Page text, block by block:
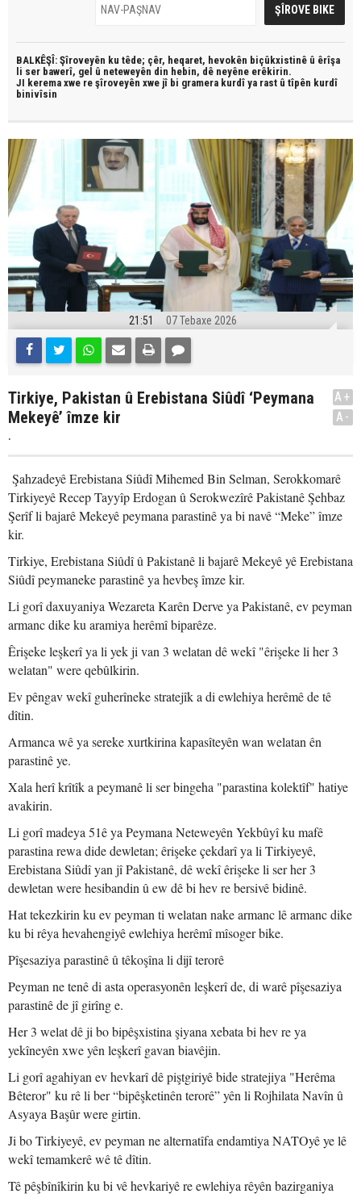
BALKÊŞÎ: Şîroveyên ku têde; çêr, heqaret, hevokên biçûkxistinê û êrîşa
li ser bawerî, gel û neteweyên din hebin, dê neyêne erêkirin.
JI kerema xwe re şîroveyên xwe jî bi gramera kurdî ya rast û tîpên kurdî
binivîsin
21:51 07 Tebaxe 2026
Tirkiye, Pakistan û Erebistana Siûdî ‘Peymana
Mekeyê’ îmze kir
.
A+
A-
Şahzadeyê Erebistana Siûdî Mihemed Bin Selman, Serokkomarê
Tirkiyeyê Recep Tayyîp Erdogan û Serokwezîrê Pakistanê Şehbaz
Şerîf li bajarê Mekeyê peymana parastinê ya bi navê “Meke” îmze
kir.
Tirkiye, Erebistana Siûdî û Pakistanê li bajarê Mekeyê yê Erebistana
Siûdî peymaneke parastinê ya hevbeş îmze kir.
Li gorî daxuyaniya Wezareta Karên Derve ya Pakistanê, ev peyman
armanc dike ku aramiya herêmî biparêze.
Êrişeke leşkerî ya li yek ji van 3 welatan dê wekî "êrişeke li her 3
welatan" were qebûlkirin.
Ev pêngav wekî guherîneke stratejîk a di ewlehiya herêmê de tê
dîtin.
Armanca wê ya sereke xurtkirina kapasîteyên wan welatan ên
parastinê ye.
Xala herî krîtîk a peymanê li ser bingeha "parastina kolektîf" hatiye
avakirin.
Li gorî madeya 51ê ya Peymana Neteweyên Yekbûyî ku mafê
parastina rewa dide dewletan; êrişeke çekdarî ya li Tirkiyeyê,
Erebistana Siûdî yan jî Pakistanê, dê wekî êrişeke li ser her 3
dewletan were hesibandin û ew dê bi hev re bersivê bidinê.
Hat tekezkirin ku ev peyman ti welatan nake armanc lê armanc dike
ku bi rêya hevahengiyê ewlehiya herêmî mîsoger bike.
Pîşesaziya parastinê û têkoşîna li dijî terorê
Peyman ne tenê di asta operasyonên leşkerî de, di warê pîşesaziya
parastinê de jî girîng e.
Her 3 welat dê ji bo bipêşxistina şiyana xebata bi hev re ya
yekîneyên xwe yên leşkerî gavan biavêjin.
Li gorî agahiyan ev hevkarî dê piştgiriyê bide stratejiya "Herêma
Bêteror" ku rê li ber “bipêşketinên terorê” yên li Rojhilata Navîn û
Asyaya Başûr were girtin.
Ji bo Tirkiyeyê, ev peyman ne alternatîfa endamtiya NATOyê ye lê
wekî temamkerê wê tê dîtin.
Tê pêşbînîkirin ku bi vê hevkariyê re ewlehiya rêyên bazirganiya